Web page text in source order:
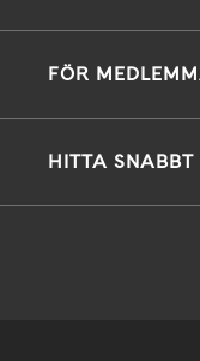
FÖR
HITTA SNABBT